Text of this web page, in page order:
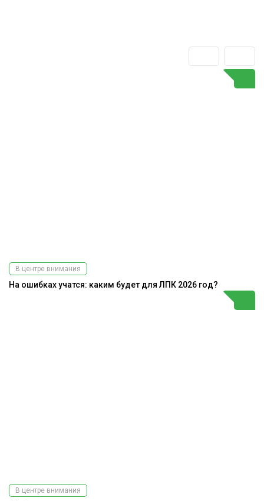
В центре внимания
На ошибках учатся: каким будет для ЛПК 2026 год?
В центре внимания